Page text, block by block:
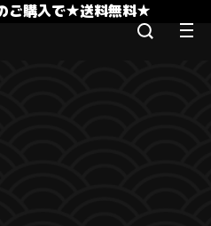
ご購入で★送料無料★